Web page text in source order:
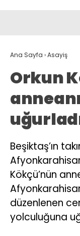
Ana Sayfa ›Asayiş
Orkun
Beşiktaş’ın
Kökçü’nün
düzenlenen
yolculuğuna